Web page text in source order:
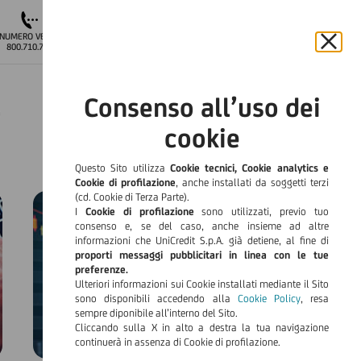
NUMERO VERDE
800.710.710
ACCESSO
AREA CLIENTI
Consenso all’uso dei
cookie
Questo Sito utilizza Cookie tecnici, Cookie analytics e
Cookie di profilazione, anche installati da soggetti terzi
(cd. Cookie di Terza Parte).
I Cookie di profilazione sono utilizzati, previo tuo
consenso e, se del caso, anche insieme ad altre
informazioni che UniCredit S.p.A. già detiene, al fine di
proporti messaggi pubblicitari in linea con le tue
preferenze.
Ulteriori informazioni sui Cookie installati mediante il Sito
sono disponibili accedendo alla Cookie Policy, resa
sempre diponibile all’interno del Sito.
Cliccando sulla X in alto a destra la tua navigazione
continuerà in assenza di Cookie di profilazione.